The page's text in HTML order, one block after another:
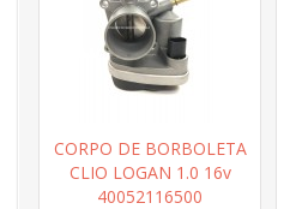
CORPO DE BORBOLETA
CLIO LOGAN 1.0 16v
40052116500